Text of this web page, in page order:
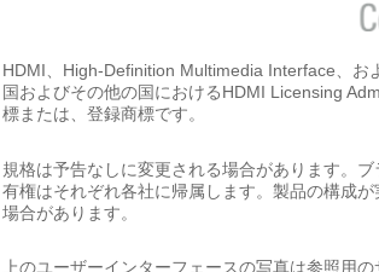
HDMI、High-Definition Multimedia Interface、お
国およびその他の国におけるHDMI Licensing
標または、登録商標です。
規格は予告なしに変更される場合があります。
有権はそれぞれ各社に帰属します。製品の構成が
場合があります。
上のユーザーインターフェースの写真は参照用